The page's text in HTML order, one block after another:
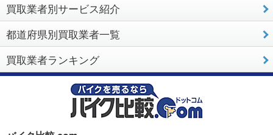
買取業者別サービス紹介
都道府県別買取業者一覧
買取業者ランキング